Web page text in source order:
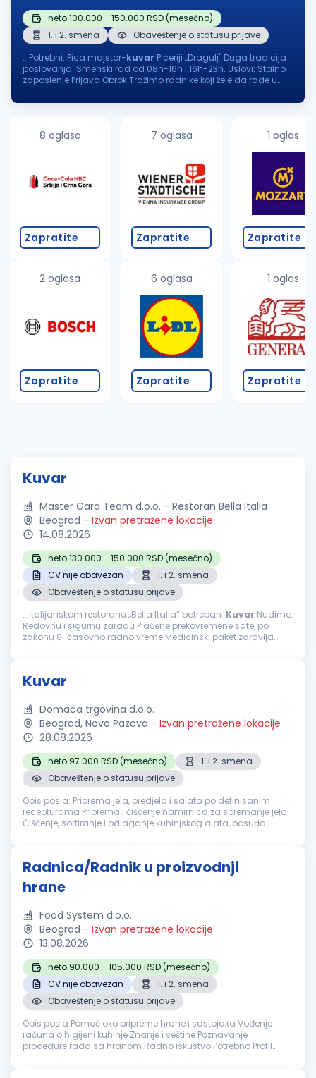
neto 100.000 - 150.000 RSD (mesečno)
1. i 2. smena
Obaveštenje o statusu prijave
...Potrebni: Pica majstor-kuvar Piceriji „Dragulj" Duga tradicija
poslovanja. Smenski rad od 08h-16h i 16h-23h. Uslovi: Stalno
zaposlenje Prijava Obrok Tražimo radnike koji žele da rade u
8 oglasa
Zapratite
2 oglasa
Zapratite
7 oglasa
Zapratite
6 oglasa
Zapratite
1 oglas
Zapratite
1 oglas
Zapratite
Kuvar
Master Gara Team d.o.o. - Restoran Bella Italia
Beograd - Izvan pretražene lokacije
14.08.2026
neto 130.000 - 150.000 RSD (mesečno)
CV nije obavezan
1. i 2. smena
Obaveštenje o statusu prijave
...Italijanskom restoranu „Bella Italia“ potreban: Kuvar Nudimo:
Redovnu i sigurnu zaradu Plaćene prekovremene sate, po
zakonu 8-časovno radno vreme Medicinski paket zdravlja
Kuvar
Domaća trgovina d.o.o.
Beograd, Nova Pazova - Izvan pretražene lokacije
28.08.2026
neto 97.000 RSD (mesečno)
1. i 2. smena
Obaveštenje o statusu prijave
Opis posla: Priprema jela, predjela i salata po definisanim
recepturama Priprema i čišćenje namirnica za spremanje jela
Čišćenje, sortiranje i odlaganje kuhinjskog alata, posuđa i
Radnica/Radnik u proizvodnji
hrane
Food System d.o.o.
Beograd - Izvan pretražene lokacije
13.08.2026
neto 90.000 - 105.000 RSD (mesečno)
CV nije obavezan
1. i 2. smena
Obaveštenje o statusu prijave
Opis posla Pomoć oko pripreme hrane i sastojaka Vođenje
računa o higijeni kuhinje Znanje i veštine Poznavanje
procedure rada sa hranom Radno iskustvo Potrebno Profil